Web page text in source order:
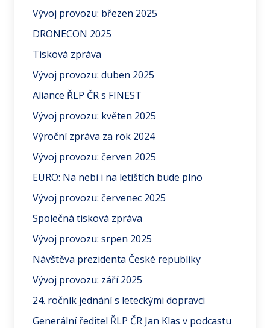
Vývoj provozu: březen 2025
DRONECON 2025
Tisková zpráva
Vývoj provozu: duben 2025
Aliance ŘLP ČR s FINEST
Vývoj provozu: květen 2025
Výroční zpráva za rok 2024
Vývoj provozu: červen 2025
EURO: Na nebi i na letištích bude plno
Vývoj provozu: červenec 2025
Společná tisková zpráva
Vývoj provozu: srpen 2025
Návštěva prezidenta České republiky
Vývoj provozu: září 2025
24. ročník jednání s leteckými dopravci
Generální ředitel ŘLP ČR Jan Klas v podcastu